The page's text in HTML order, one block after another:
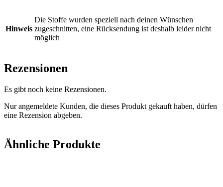
Hinweis
Die Stoffe wurden speziell nach deinen Wünschen
zugeschnitten, eine Rücksendung ist deshalb leider nicht
möglich
Rezensionen
Es gibt noch keine Rezensionen.
Nur angemeldete Kunden, die dieses Produkt gekauft haben, dürfen
eine Rezension abgeben.
Ähnliche Produkte